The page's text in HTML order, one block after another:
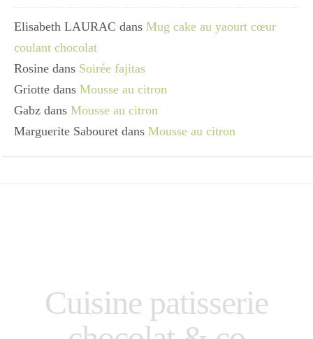
Elisabeth LAURAC dans Mug cake au yaourt cœur
coulant chocolat
Rosine dans Soirée fajitas
Griotte dans Mousse au citron
Gabz dans Mousse au citron
Marguerite Sabouret dans Mousse au citron
Cuisine patisserie